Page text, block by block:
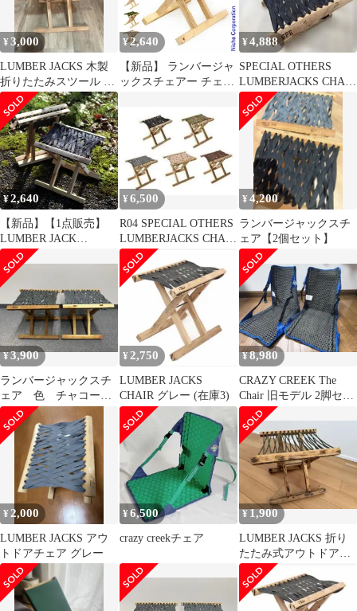
¥3,000
LUMBER JACKS 木製
折りたたみスツール ア
ウトドアチェア
¥2,640
【新品】 ランバージャ
ックスチェアー チェア
ェア LUM-CH アウトド
ア チェア キャンプ 椅
子 アウトドアチェア ベ
ランダ
¥4,888
SPECIAL OTHERS
LUMBERJACKS CHAIR
グッズ 野音
¥2,640
【新品】【1点販売】
LUMBER JACK
CHAIR(折り畳みチェ
ア)[チェア 椅子 イス 軽
量 コンパクト アウトド
ア キャンプ レジャー
釣り スポーツ おしゃれ
ミリタリー]
¥6,500
R04 SPECIAL OTHERS
LUMBERJACKS CHAIR
グッズ
¥4,200
ランバージャックスチ
ェア【2個セット】
¥3,900
ランバージャックスチ
ェア 色 チャコール
【2個セット】
¥ 2,750
LUMBER JACKS
CHAIR グレー (在庫3)
¥8,980
CRAZY CREEK The
Chair 旧モデル 2脚セッ
ト
¥ 2,000
LUMBER JACKS アウ
トドアチェア グレー
¥6,500
crazy creekチェア
¥1,900
LUMBER JACKS 折り
たたみ式アウトドアチ
ェア 木製 カスタム
品